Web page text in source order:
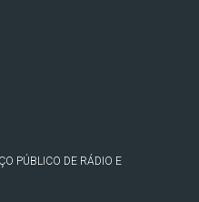
PÚBLICO DE RÁDIO E